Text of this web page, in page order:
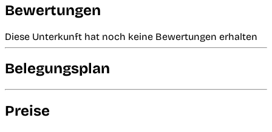
Bewertungen
Diese Unterkunft hat noch keine Bewertungen erhalten
Belegungsplan
Preise